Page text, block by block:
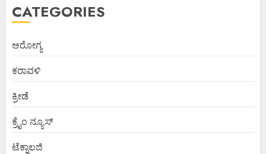
CATEGORIES
ಆರೋಗ್ಯ
ಕರಾವಳಿ
ಕ್ರೀಡೆ
ಕ್ರೈಂ ನ್ಯೂಸ್
ಟೆಕ್ನಾಲಜಿ